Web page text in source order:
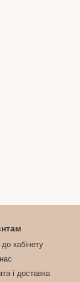
до кабінету
і доставка